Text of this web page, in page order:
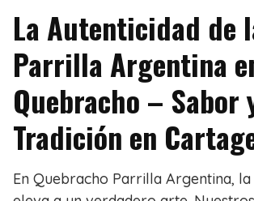
La Autenticidad de
Parrilla Argentina
Quebracho – Sabor
Tradición en
En Quebracho Parrilla Argentina,